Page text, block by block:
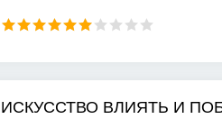
ИСКУССТВО ВЛИЯТЬ И